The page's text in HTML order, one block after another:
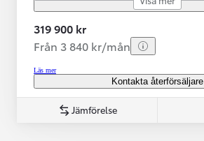
319 900 kr
Från 3 840 kr/mån
Läs mer
Kontakta återförsäljare
Jämförelse